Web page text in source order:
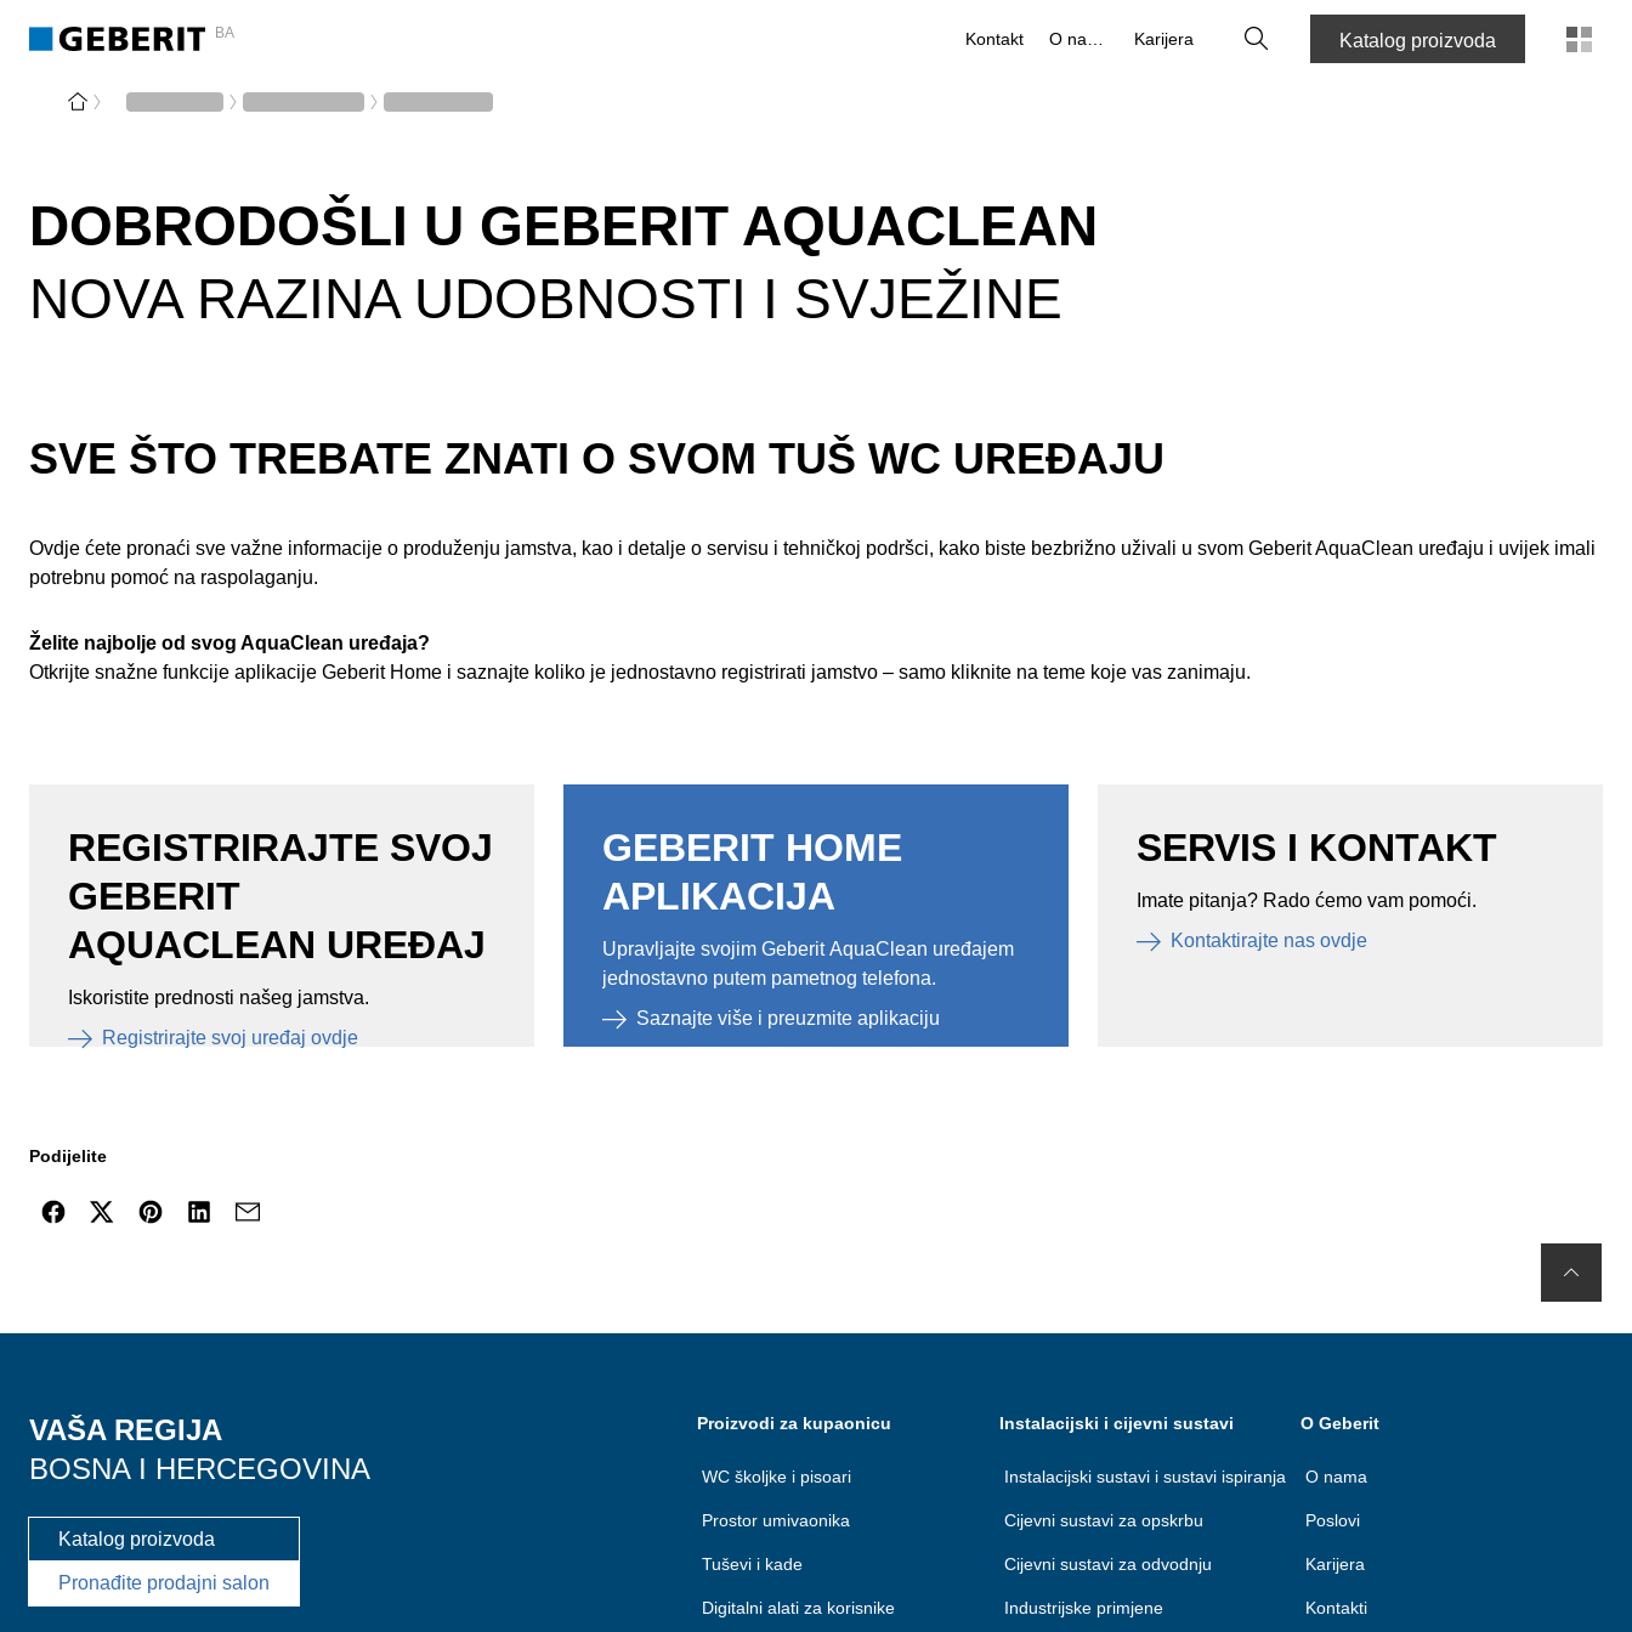
BA Kontakt Karijera TražilicaKatalog proizvoda
DOBRODOŠLI U GEBERIT AQUACLEAN
NOVA RAZINA UDOBNOSTI I SVJEŽINE
SVE ŠTO TREBATE ZNATI O SVOM TUŠ WC UREĐAJU
Ovdje ćete pronaći sve važne informacije o produženju jamstva, kao i detalje o servisu i tehničkoj podršci, kako biste bezbrižno uživali u svom Geberit AquaClean uređaju i uvijek imali
potrebnu pomoć na raspolaganju.
Želite najbolje od svog AquaClean uređaja?
Otkrijte snažne funkcije aplikacije Geberit Home i saznajte koliko je jednostavno registrirati jamstvo – samo kliknite na teme koje vas zanimaju.
REGISTRIRAJTE SVOJ
GEBERIT
AQUACLEAN UREĐAJ
Iskoristite prednosti našeg jamstva.
Registrirajte svoj uređaj ovdje
GEBERIT HOME
APLIKACIJA
Upravljajte svojim Geberit AquaClean uređajem
jednostavno putem pametnog telefona.
Saznajte više i preuzmite aplikaciju
SERVIS I KONTAKT
Imate pitanja? Rado ćemo vam pomoći.
Kontaktirajte nas ovdje
Podijelite
VAŠA REGIJA
BOSNA I HERCEGOVINA
Katalog proizvoda
Pronađite prodajni salon
Proizvodi za kupaonicu
WC školjke i pisoari
Prostor umivaonika
Tuševi i kade
Digitalni alati za korisnike
Instalacijski i cijevni sustavi
Instalacijski sustavi i sustavi ispiranja
Cijevni sustavi za opskrbu
Cijevni sustavi za odvodnju
Industrijske primjene
O Geberit
O nama
Poslovi
Karijera
Kontakti